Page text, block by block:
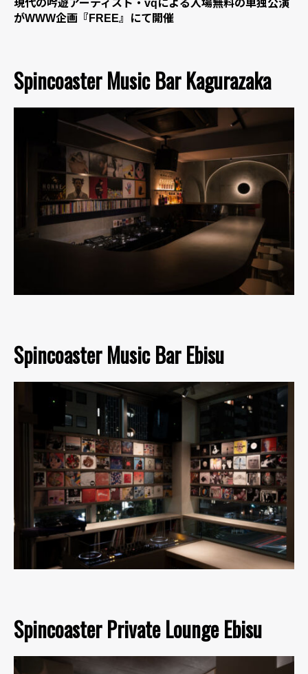
現代の吟遊アーティスト・vqによる入場無料の単独公演
がWWW企画『FREE』にて開催
Spincoaster Music Bar Kagurazaka
Spincoaster Music Bar Ebisu
Spincoaster Private Lounge Ebisu